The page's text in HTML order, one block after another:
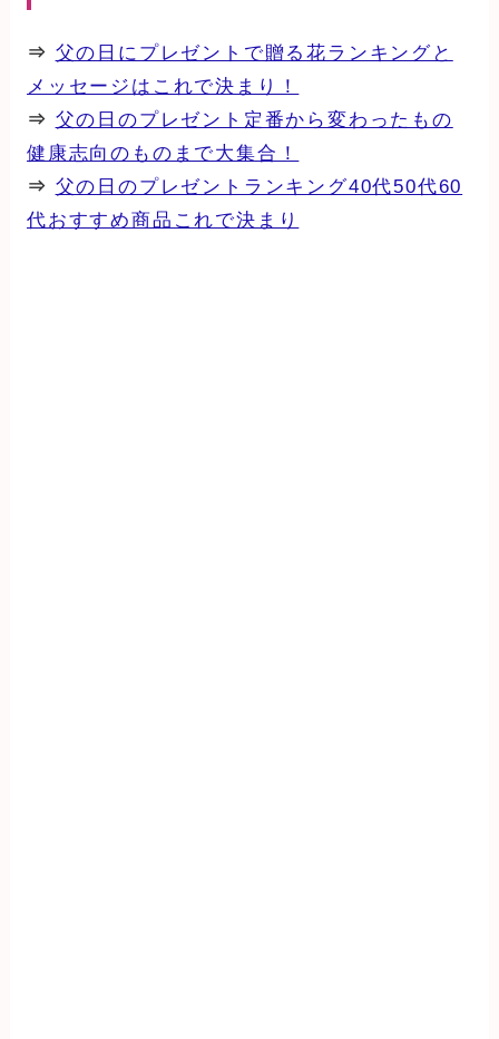
⇒ 父の日にプレゼントで贈る花ランキングと
メッセージはこれで決まり！
⇒ 父の日のプレゼント定番から変わったもの
健康志向のものまで大集合！
⇒ 父の日のプレゼントランキング40代50代60
代おすすめ商品これで決まり